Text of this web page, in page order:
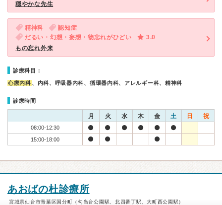
穏やかな先生
精神科
認知症
だるい・幻想・妄想・物忘れがひどい
3.0
もの忘れ外来
診療科目：
心療内科 、内科、呼吸器内科、循環器内科、アレルギー科、精神科
診療時間
月 火 水 木 金 土 日 祝
08:00-12:30
15:00-18:00
あおばの杜診療所
宮城県仙台市青葉区国分町（勾当台公園駅、北四番丁駅、大町西公園駅）